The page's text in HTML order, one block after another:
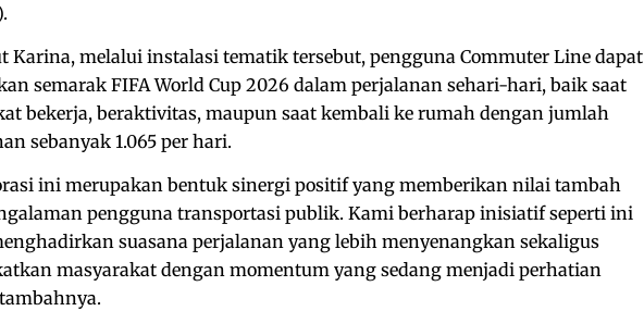
Karina, melalui instalasi tematik tersebut, pengguna Commuter Line dapat
semarak FIFA World Cup 2026 dalam perjalanan sehari-hari, baik saat
bekerja, beraktivitas, maupun saat kembali ke rumah dengan jumlah
sebanyak 1.065 per hari.
ini merupakan bentuk sinergi positif yang memberikan nilai tambah
pengguna transportasi publik. Kami berharap inisiatif seperti ini
suasana perjalanan yang lebih menyenangkan sekaligus
masyarakat dengan momentum yang sedang menjadi perhatian